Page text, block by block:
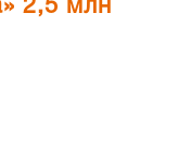
2,5 млн